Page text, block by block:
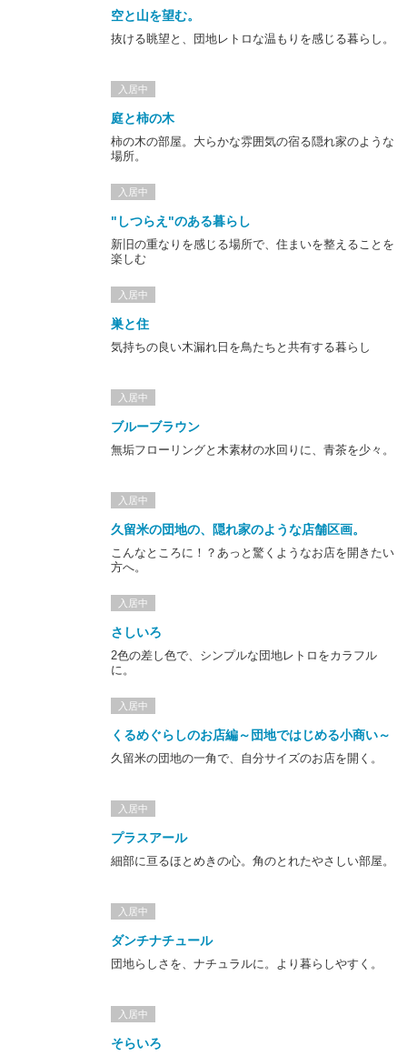
空と山を望む。
抜ける眺望と、団地レトロな温もりを感じる暮らし。
入居中
庭と柿の木
柿の木の部屋。大らかな雰囲気の宿る隠れ家のような
場所。
入居中
"しつらえ"のある暮らし
新旧の重なりを感じる場所で、住まいを整えることを
楽しむ
入居中
巣と住
気持ちの良い木漏れ日を鳥たちと共有する暮らし
入居中
ブルーブラウン
無垢フローリングと木素材の水回りに、青茶を少々。
入居中
久留米の団地の、隠れ家のような店舗区画。
こんなところに！？あっと驚くようなお店を開きたい
方へ。
入居中
さしいろ
2色の差し色で、シンプルな団地レトロをカラフル
に。
入居中
くるめぐらしのお店編～団地ではじめる小商い～
久留米の団地の一角で、自分サイズのお店を開く。
入居中
プラスアール
細部に亘るほとめきの心。角のとれたやさしい部屋。
入居中
ダンチナチュール
団地らしさを、ナチュラルに。より暮らしやすく。
入居中
そらいろ